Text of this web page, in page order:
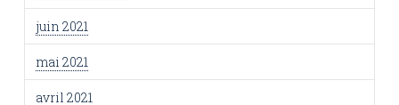
juin 2021
mai 2021
avril 2021